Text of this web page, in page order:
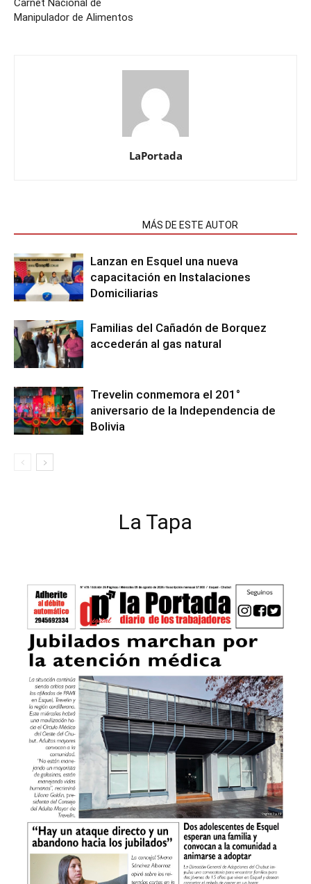
Carnet Nacional de
Manipulador de Alimentos
LaPortada
MÁS DE ESTE AUTOR
Lanzan en Esquel una nueva
capacitación en Instalaciones
Domiciliarias
Familias del Cañadón de Borquez
accederán al gas natural
Trevelin conmemora el 201°
aniversario de la Independencia de
Bolivia
La Tapa